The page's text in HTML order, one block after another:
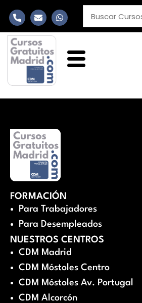
FORMACIÓN
Para Trabajadores
Para Desempleados
NUESTROS CENTROS
CDM Madrid
CDM Móstoles Centro
CDM Móstoles Av. Portugal
CDM Alcorcón